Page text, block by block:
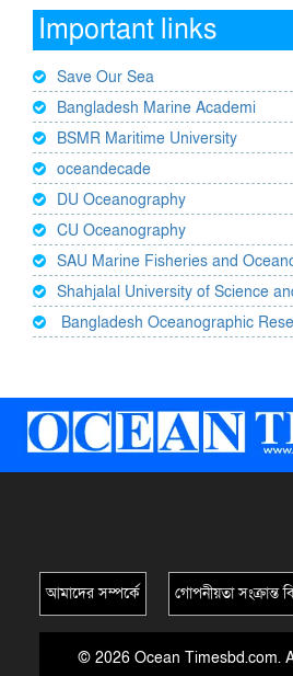
Important links
Save Our Sea
Bangladesh Marine Academi
BSMR Maritime University
oceandecade
DU Oceanography
CU Oceanography
SAU Marine Fisheries and
Shahjalal University of Science
Bangladesh Oceanographic
আমাদের সম্পর্কে গোপনীয়তা সংক্রান্ত
© 2026 Ocean Timesbd.com.